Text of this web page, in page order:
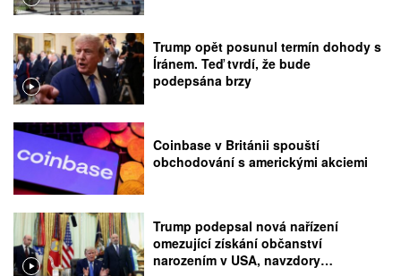
Trump opět posunul termín dohody s
Íránem. Teď tvrdí, že bude
podepsána brzy
Coinbase v Británii spouští
obchodování s americkými akciemi
Trump podepsal nová nařízení
omezující získání občanství
narozením v USA, navzdory